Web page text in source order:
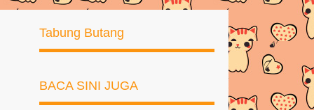
Tabung Butang
BACA SINI JUGA